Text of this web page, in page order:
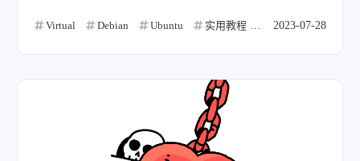
Virtual Debian Ubuntu 实用教程 CentOS Linux
2023-07-28